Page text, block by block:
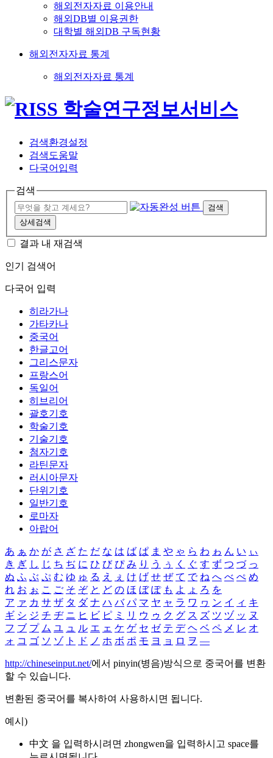
해외전자자료 이용안내
해외DB별 이용권한
대학별 해외DB 구독현황
해외전자자료 통계
해외전자자료 통계
검색환경설정
검색도움말
다국어입력
검색
검색
상세검색
결과 내 재검색
인기 검색어
다국어 입력
히라가나
가타카나
중국어
한글고어
그리스문자
프랑스어
독일어
히브리어
괄호기호
학술기호
기술기호
첨자기호
라틴문자
러시아문자
단위기호
일반기호
로마자
아랍어
あ ぁ か が さ ざ た だ な は ば ぱ ま や ゃ ら わ ゎ ん い ぃ
き ぎ し じ ち ぢ に ひ び ぴ み り う ぅ く ぐ す ず つ づ っ
ぬ ふ ぶ ぷ む ゆ ゅ る え ぇ け げ せ ぜ て で ね へ べ ぺ め
れ お ぉ こ ご そ ぞ と ど の ほ ぼ ぽ も よ ょ ろ を
ア ァ カ サ ザ タ ダ ナ ハ バ パ マ ヤ ャ ラ ワ ヮ ン イ ィ キ
ギ シ ジ チ ヂ ニ ヒ ビ ピ ミ リ ウ ゥ ク グ ス ズ ツ ヅ ッ ヌ
フ ブ プ ム ユ ュ ル エ ェ ケ ゲ セ ゼ テ デ ヘ ベ ペ メ レ オ
ォ コ ゴ ソ ゾ ト ド ノ ホ ボ ポ モ ヨ ョ ロ ヲ ―
http://chineseinput.net/에서 pinyin(병음)방식으로 중국어를 변환
할 수 있습니다.
변환된 중국어를 복사하여 사용하시면 됩니다.
예시)
中文 을 입력하시려면 zhongwen을 입력하시고 space를